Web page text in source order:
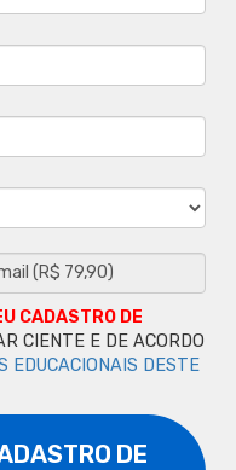
CADASTRO DE
CIENTE E DE ACORDO
EDUCACIONAIS DESTE
DE